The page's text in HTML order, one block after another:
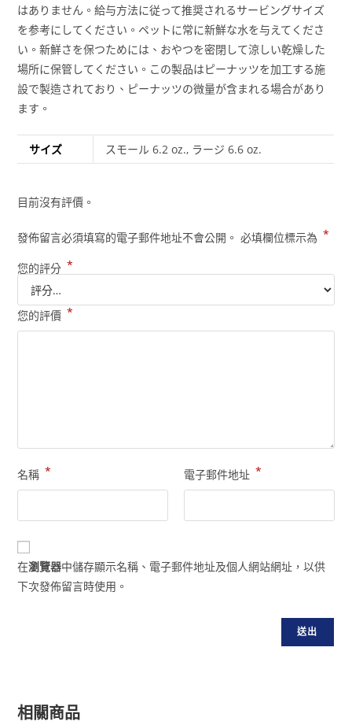
はありません。給与方法に従って推奨されるサービングサイズ
を参考にしてください。ペットに常に新鮮な水を与えてくださ
い。新鮮さを保つためには、おやつを密閉して涼しい乾燥した
場所に保管してください。この製品はピーナッツを加工する施
設で製造されており、ピーナッツの微量が含まれる場合があり
ます。
サイズ スモール 6.2 oz., ラージ 6.6 oz.
目前沒有評價。
發佈留言必須填寫的電子郵件地址不會公開。 必填欄位標示為 *
您的評分 *
您的評價 *
名稱 * 電子郵件地址 *
在瀏覽器中儲存顯示名稱、電子郵件地址及個人網站網址，以供
下次發佈留言時使用。
相關商品